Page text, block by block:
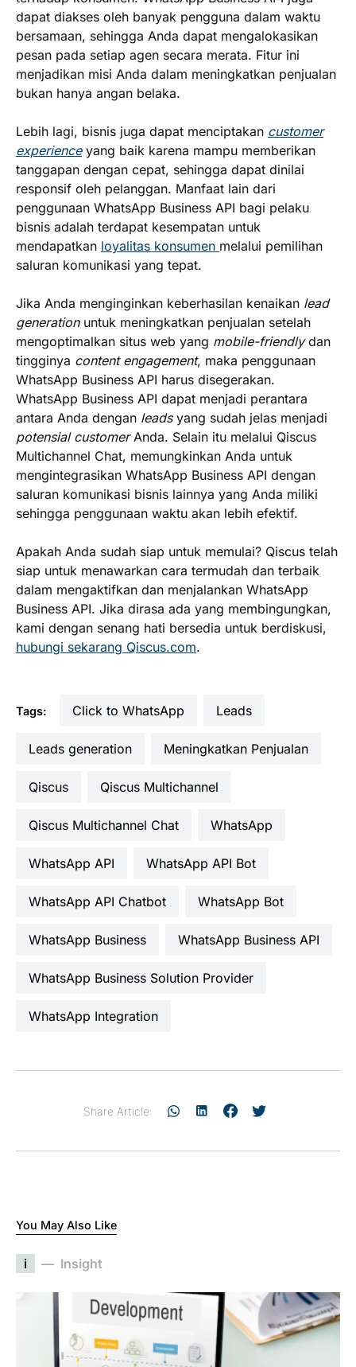
dapat diakses oleh banyak pengguna dalam waktu
bersamaan, sehingga Anda dapat mengalokasikan
pesan pada setiap agen secara merata. Fitur ini
menjadikan misi Anda dalam meningkatkan penjualan
bukan hanya angan belaka.
Lebih lagi, bisnis juga dapat menciptakan customer
experience yang baik karena mampu memberikan
tanggapan dengan cepat, sehingga dapat dinilai
responsif oleh pelanggan. Manfaat lain dari
penggunaan WhatsApp Business API bagi pelaku
bisnis adalah terdapat kesempatan untuk
mendapatkan loyalitas konsumen melalui pemilihan
saluran komunikasi yang tepat.
Jika Anda menginginkan keberhasilan kenaikan lead
generation untuk meningkatkan penjualan setelah
mengoptimalkan situs web yang mobile-friendlydan
tingginya content engagement, maka penggunaan
WhatsApp Business API harus disegerakan.
WhatsApp Business API dapat menjadi perantara
antara Anda dengan leads yang sudah jelas menjadi
potensial customerAnda. Selain itu melalui Qiscus
Multichannel Chat, memungkinkan Anda untuk
mengintegrasikan WhatsApp Business API dengan
saluran komunikasi bisnis lainnya yang Anda miliki
sehingga penggunaan waktu akan lebih efektif.
Apakah Anda sudah siap untuk memulai? Qiscus telah
siap untuk menawarkan cara termudah dan terbaik
dalam mengaktifkan dan menjalankan WhatsApp
Business API. Jika dirasa ada yang membingungkan,
kami dengan senang hati bersedia untuk berdiskusi,
hubungi sekarang Qiscus.com.
Tags: Click to WhatsApp leads
leads generation Meningkatkan Penjualan
Qiscus Qiscus Multichannel
Qiscus Multichannel Chat WhatsApp
WhatsApp API WhatsApp API Bot
WhatsApp API Chatbot WhatsApp Bot
WhatsApp Business WhatsApp Business API
WhatsApp Business Solution Provider
WhatsApp Integration
Share Article:
You May Also Like
i Insight